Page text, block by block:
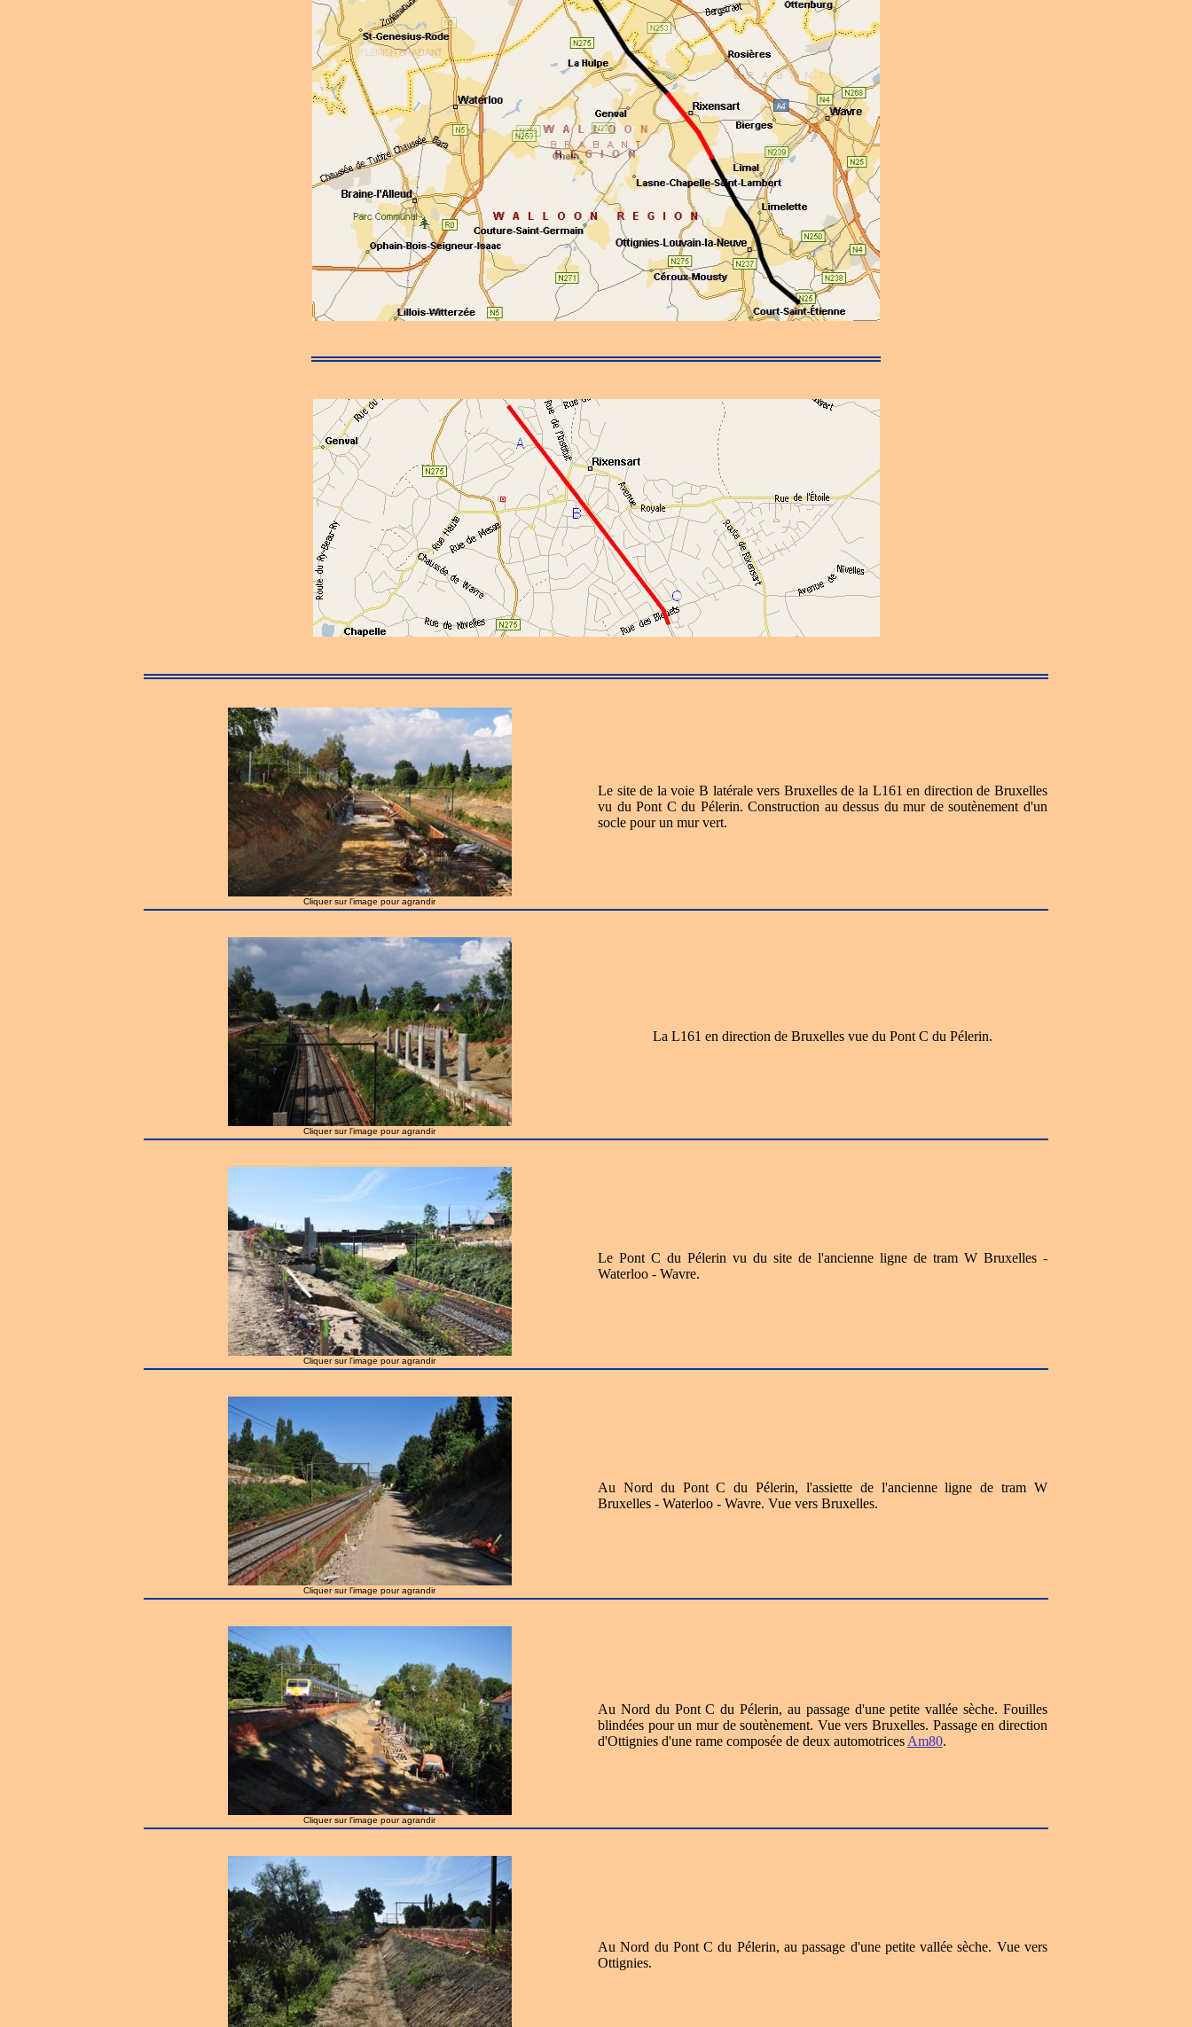
Cliquer sur l'image pour agrandir
Le site de la voie B latérale vers Bruxelles de la L161 en direction de Bruxelles
vu du Pont C du Pélerin. Construction au dessus du mur de soutènement d'un
socle pour un mur vert.
Cliquer sur l'image pour agrandir
La L161 en direction de Bruxelles vue du Pont C du Pélerin.
Cliquer sur l'image pour agrandir
Le Pont C du Pélerin vu du site de l'ancienne ligne de tram W Bruxelles -
Waterloo - Wavre.
Cliquer sur l'image pour agrandir
Au Nord du Pont C du Pélerin, l'assiette de l'ancienne ligne de tram W
Bruxelles - Waterloo - Wavre. Vue vers Bruxelles.
Cliquer sur l'image pour agrandir
Au Nord du Pont C du Pélerin, au passage d'une petite vallée sèche. Fouilles
blindées pour un mur de soutènement. Vue vers Bruxelles. Passage en direction
d'Ottignies d'une rame composée de deux automotrices Am80.
Au Nord du Pont C du Pélerin, au passage d'une petite vallée sèche. Vue vers
Ottignies.